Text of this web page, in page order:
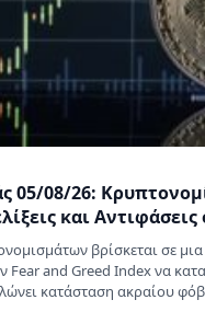
05/08/26:
και
βρίσκεται σε
Fear and Greed Index να
κατάσταση ακραίου